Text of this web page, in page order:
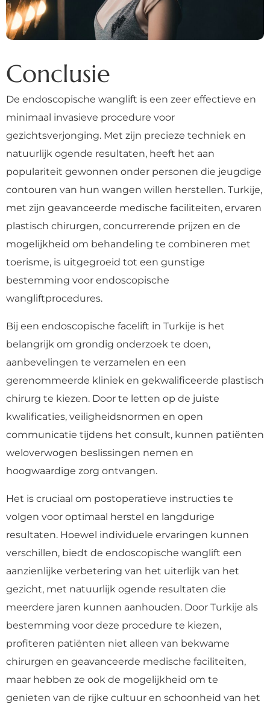
Conclusie
De endoscopische wanglift is een zeer effectieve en
minimaal invasieve procedure voor
gezichtsverjonging. Met zijn precieze techniek en
natuurlijk ogende resultaten, heeft het aan
populariteit gewonnen onder personen die jeugdige
contouren van hun wangen willen herstellen. Turkije,
met zijn geavanceerde medische faciliteiten, ervaren
plastisch chirurgen, concurrerende prijzen en de
mogelijkheid om behandeling te combineren met
toerisme, is uitgegroeid tot een gunstige
bestemming voor endoscopische
wangliftprocedures.
Bij een endoscopische facelift in Turkije is het
belangrijk om grondig onderzoek te doen,
aanbevelingen te verzamelen en een
gerenommeerde kliniek en gekwalificeerde plastisch
chirurg te kiezen. Door te letten op de juiste
kwalificaties, veiligheidsnormen en open
communicatie tijdens het consult, kunnen patiënten
weloverwogen beslissingen nemen en
hoogwaardige zorg ontvangen.
Het is cruciaal om postoperatieve instructies te
volgen voor optimaal herstel en langdurige
resultaten. Hoewel individuele ervaringen kunnen
verschillen, biedt de endoscopische wanglift een
aanzienlijke verbetering van het uiterlijk van het
gezicht, met natuurlijk ogende resultaten die
meerdere jaren kunnen aanhouden. Door Turkije als
bestemming voor deze procedure te kiezen,
profiteren patiënten niet alleen van bekwame
chirurgen en geavanceerde medische faciliteiten,
maar hebben ze ook de mogelijkheid om te
genieten van de rijke cultuur en schoonheid van het